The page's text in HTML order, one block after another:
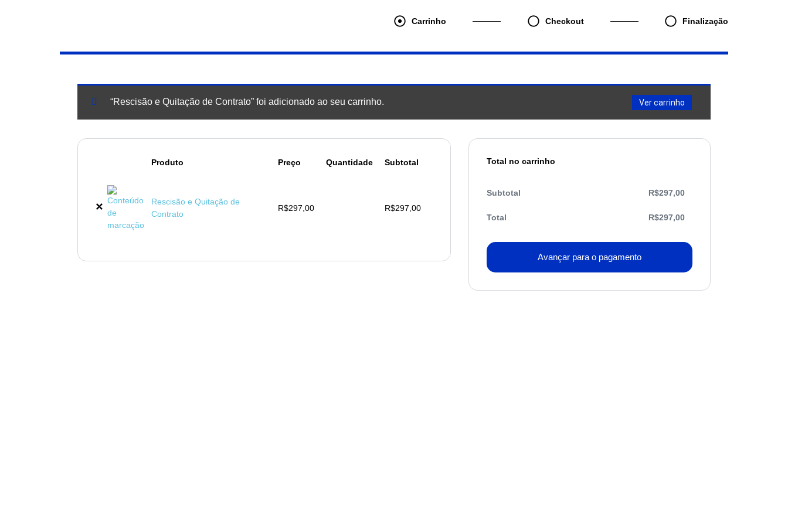
Carrinho Checkout Finalização
“Rescisão e Quitação de Contrato” foi adicionado ao seu carrinho. Ver carrinho
Produto Preço Quantidade Subtotal
×
Rescisão e Quitação de
Contrato
R$297,00 R$297,00
Total no carrinho
R$297,00
R$297,00
Avançar para o pagamento